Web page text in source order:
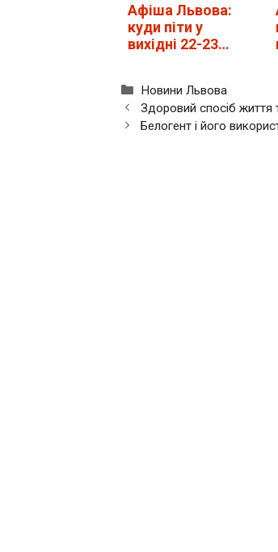
Афіша Львова:
куди піти у
вихідні 22-23
Категорії
Новини Львова
Здоровий спосіб життя
Белогент і його